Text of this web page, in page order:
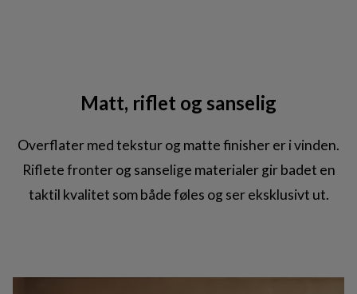
Matt, riflet og sanselig
Overflater med tekstur og matte finisher er i vinden.
Riflete fronter og sanselige materialer gir badet en
taktil kvalitet som både føles og ser eksklusivt ut.